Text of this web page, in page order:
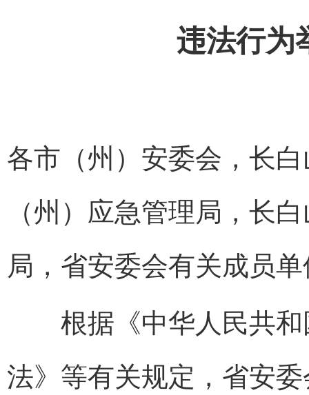
违法行为
各市（州）安委会，长
（州）应急管理局，长
局，省安委会有关成员
根据《中华人民共和
法》等有关规定，省安